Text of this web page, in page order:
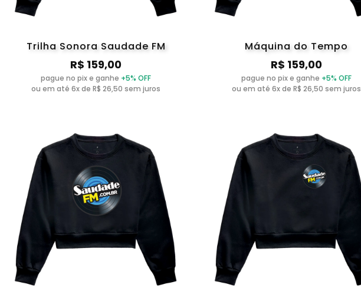
Trilha Sonora Saudade FM
R$ 159,00
pague no pix e ganhe +5% OFF
ou em até 6x de R$ 26,50 sem juros
Máquina do Tempo
R$ 159,00
pague no pix e ganhe +5% OFF
ou em até 6x de R$ 26,50 sem juros